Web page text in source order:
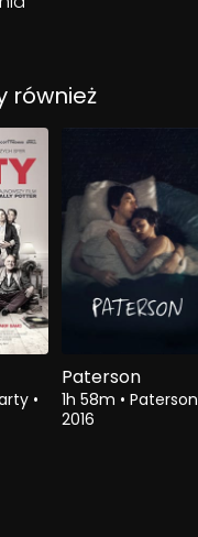
również
•
Paterson
1h 58m • Paterson
2016